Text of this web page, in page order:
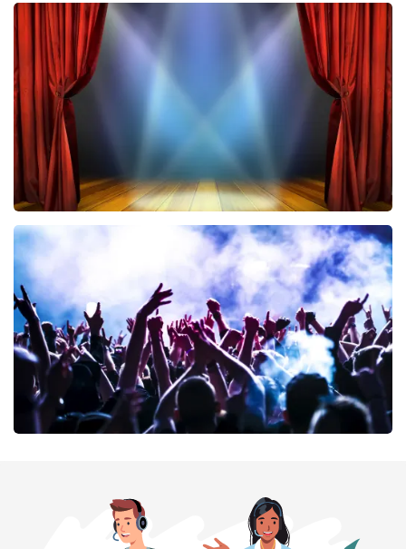
Vrienden Van Amstel Live
433 last 30 minutes
ORDER NOW
40 45 De Musical
ORDER NOW
ORDER NOW